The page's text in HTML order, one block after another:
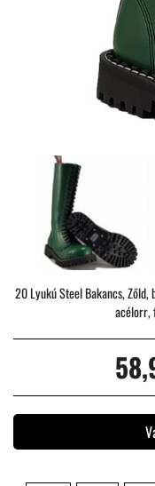
20 Lyukú Steel Bakancs,
acélorr,